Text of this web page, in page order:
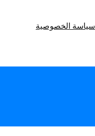
سياسة الخصوصية